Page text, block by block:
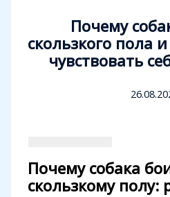
Почему
скользкого пола
чувствовать
Почему собака
скользкому полу: